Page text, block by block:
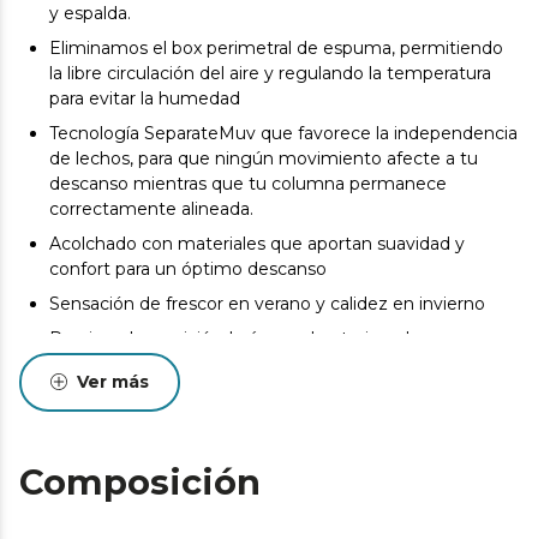
y espalda.
Eliminamos el box perimetral de espuma, permitiendo
la libre circulación del aire y regulando la temperatura
para evitar la humedad
Tecnología SeparateMuv que favorece la independencia
de lechos, para que ningún movimiento afecte a tu
descanso mientras que tu columna permanece
correctamente alineada.
Acolchado con materiales que aportan suavidad y
confort para un óptimo descanso
Sensación de frescor en verano y calidez en invierno
Previene la apariciónde ácaros, bacterias y hongos.
Diseñado y fabricado en Valencia
Pueden existir leves diferencias entre el producto
la calidad ni a la utilidad del artículo.
Ver más
Composición